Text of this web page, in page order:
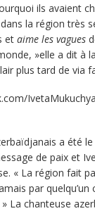
ils avaient
la région très
et aime les vagues
»elle a dit à
plus tard de via
a été
de paix et
« La région fait
par
La chanteuse